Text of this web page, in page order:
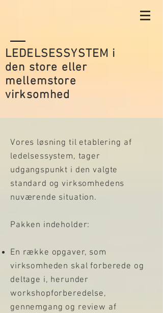
Vores løsning til etablering af
ledelsessystem, tager
udgangspunkt i den valgte
standard og virksomhedens
nuværende situation.
Pakken indeholder:
En række opgaver, som
virksomheden skal forberede og
deltage i, herunder
workshopforberedelse,
gennemgang og review af
LEDELSESSYSTEM i
den store eller
mellemstore
virksomhed